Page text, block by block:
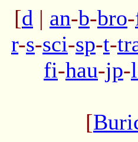
[d | an-b-bro-
r-s-sci-sp-t-
fi-hau-jp-
[